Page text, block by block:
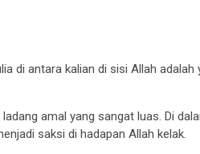
di antara kalian di sisi Allah adalah
amal yang sangat luas. Di
saksi di hadapan Allah kelak.